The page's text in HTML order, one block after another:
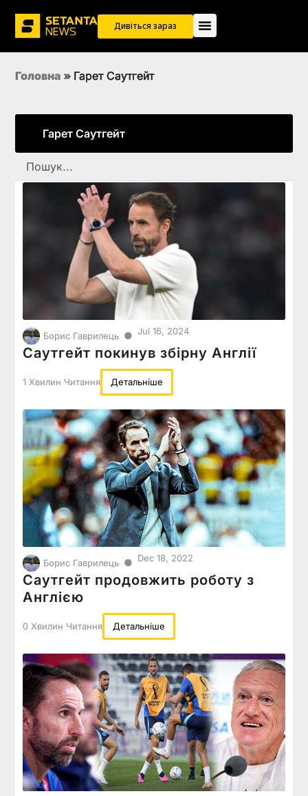
Дивіться зараз
Головна » Гарет Саутгейт
Гарет Саутгейт
Борис Гаврилець ● Jul 16, 2024
Саутгейт покинув збірну Англії
1 Хвилин Читання Детальніше
Борис Гаврилець ● Dec 18, 2022
Саутгейт продовжить роботу з
Англією
0 Хвилин Читання Детальніше